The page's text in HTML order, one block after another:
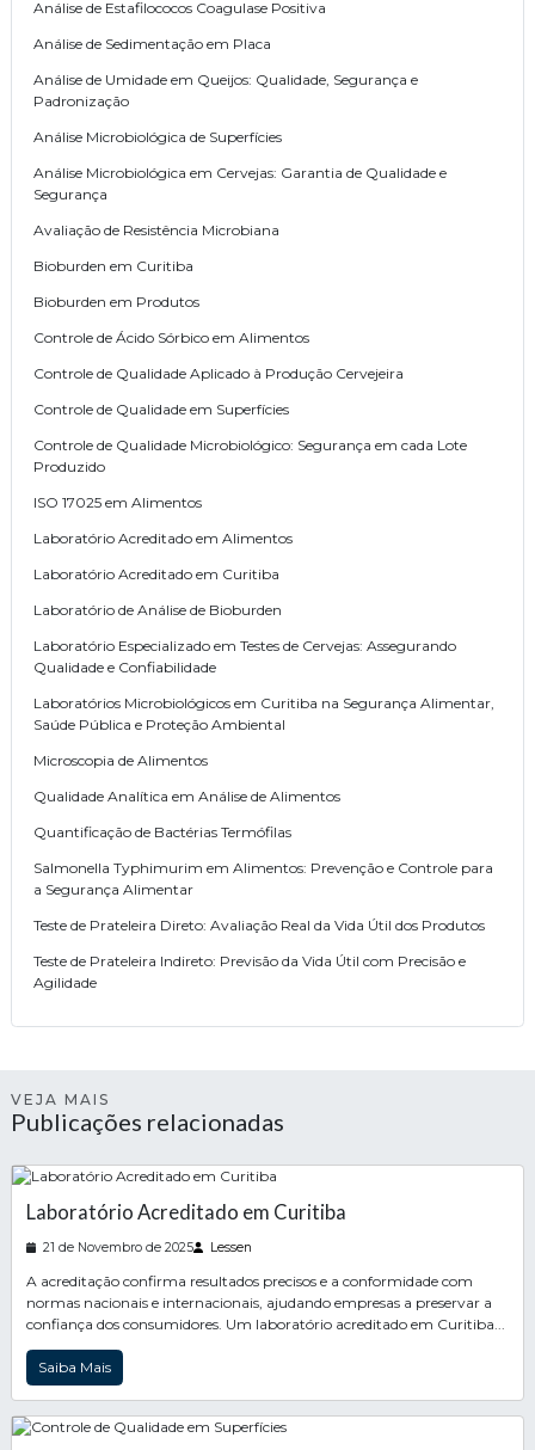
Análise de Estafilococos Coagulase Positiva
Análise de Sedimentação em Placa
Análise de Umidade em Queijos: Qualidade, Segurança e
Padronização
Análise Microbiológica de Superfícies
Análise Microbiológica em Cervejas: Garantia de Qualidade e
Segurança
Avaliação de Resistência Microbiana
Bioburden em Curitiba
Bioburden em Produtos
Controle de Ácido Sórbico em Alimentos
Controle de Qualidade Aplicado à Produção Cervejeira
Controle de Qualidade em Superfícies
Controle de Qualidade Microbiológico: Segurança em cada Lote
Produzido
ISO 17025 em Alimentos
Laboratório Acreditado em Alimentos
Laboratório Acreditado em Curitiba
Laboratório de Análise de Bioburden
Laboratório Especializado em Testes de Cervejas: Assegurando
Qualidade e Confiabilidade
Laboratórios Microbiológicos em Curitiba na Segurança Alimentar,
Saúde Pública e Proteção Ambiental
Microscopia de Alimentos
Qualidade Analítica em Análise de Alimentos
Quantificação de Bactérias Termófilas
Salmonella Typhimurim em Alimentos: Prevenção e Controle para
a Segurança Alimentar
Teste de Prateleira Direto: Avaliação Real da Vida Útil dos Produtos
Teste de Prateleira Indireto: Previsão da Vida Útil com Precisão e
Agilidade
VEJA MAIS
Publicações relacionadas
Laboratório Acreditado em Curitiba
21 de Novembro de 2025 Lessen
A acreditação confirma resultados precisos e a conformidade com
normas nacionais e internacionais, ajudando empresas a preservar a
confiança dos consumidores. Um laboratório acreditado em Curitiba...
Saiba Mais